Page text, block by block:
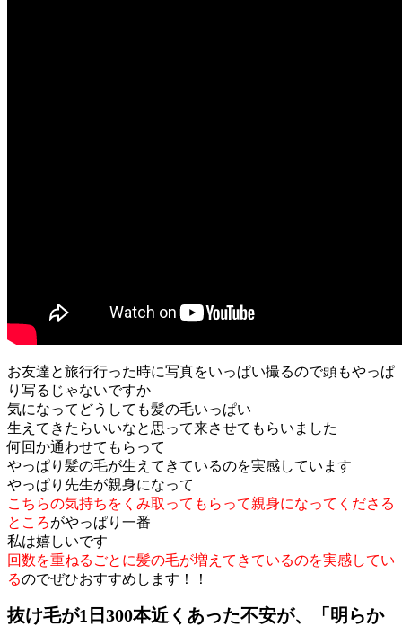
お友達と旅行行った時に写真をいっぱい撮るので頭もやっぱ
り写るじゃないですか
気になってどうしても髪の毛いっぱい
生えてきたらいいなと思って来させてもらいました
何回か通わせてもらって
やっぱり髪の毛が生えてきているのを実感しています
やっぱり先生が親身になって
こちらの気持ちをくみ取ってもらって親身になってくださる
ところがやっぱり一番
私は嬉しいです
回数を重ねるごとに髪の毛が増えてきているのを実感してい
るのでぜひおすすめします！！
抜け毛が1日300本近くあった不安が、「明らか